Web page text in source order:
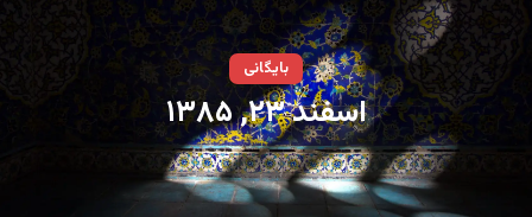
بایگانی
اسفند ۲۳, ۱۳۸۵